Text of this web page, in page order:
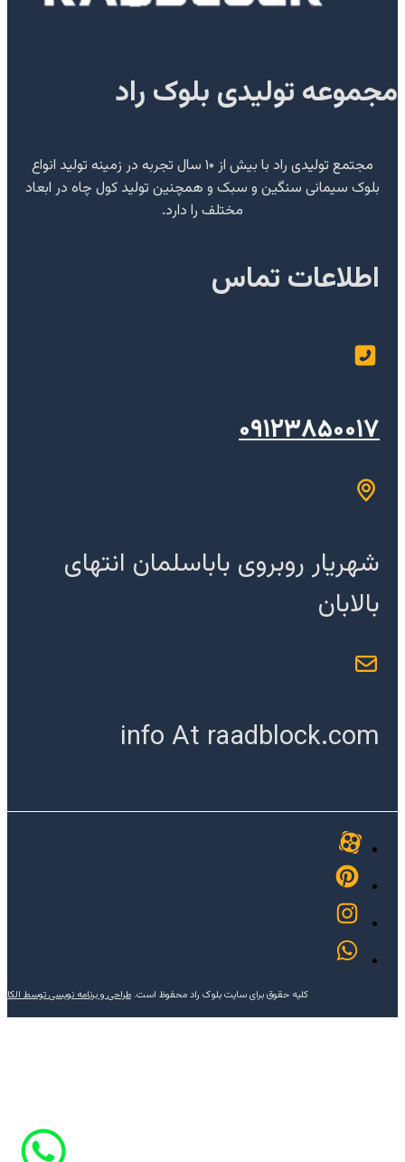
مجموعه تولیدی بلوک راد
مجتمع تولیدی راد با بیش از ۱۰ سال تجربه در زمینه تولید انواع
بلوک سیمانی سنگین و سبک و همچنین تولید کول چاه در ابعاد
مختلف را دارد.
اطلاعات تماس
۰۹۱۲۳۸۵۰۰۱۷
شهریار روبروی باباسلمان انتهای
بالابان
info At raadblock.com
کلیه حقوق برای سایت بلوک راد محفوظ است.طراحی و برنامه نویسی توسط الکا